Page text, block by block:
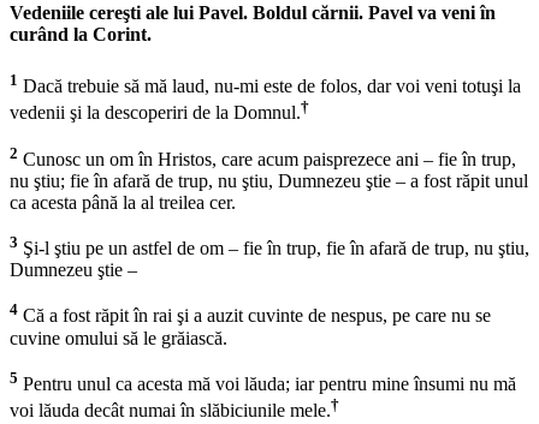
Vedeniile cereşti ale lui Pavel. Boldul cărnii. Pavel va veni în
curând la Corint.
1 Dacă trebuie să mă laud, nu-mi este de folos, dar voi veni totuşi la
vedenii şi la descoperiri de la Domnul.†
2 Cunosc un om în Hristos, care acum paisprezece ani – fie în trup,
nu ştiu; fie în afară de trup, nu ştiu, Dumnezeu ştie – a fost răpit unul
ca acesta până la al treilea cer.
3 Şi-l ştiu pe un astfel de om – fie în trup, fie în afară de trup, nu ştiu,
Dumnezeu ştie –
4 Că a fost răpit în rai şi a auzit cuvinte de nespus, pe care nu se
cuvine omului să le grăiască.
5 Pentru unul ca acesta mă voi lăuda; iar pentru mine însumi nu mă
voi lăuda decât numai în slăbiciunile mele.†